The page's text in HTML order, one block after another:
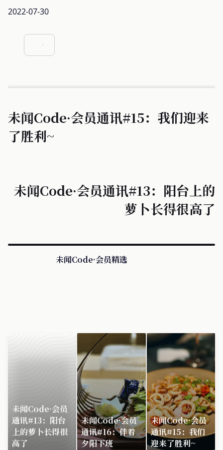
2022-07-30
未闻Code·会员通讯#15：我们迎来
了胜利~
未闻Code·会员通讯#13：阳台上的
萝卜长得很高了
未闻Code·会员精选
未闻Code·会员
通讯#13：阳台
上的萝卜长得很
高了
未闻Code·会员
通讯#16：伴着
夕阳下班
未闻Code·会员
通讯#15：我们
迎来了胜利~